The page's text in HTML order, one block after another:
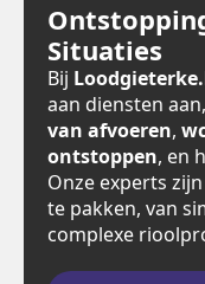
Situaties
Bij
aan diensten
van afvoeren,
ontstoppen, en
Onze experts
te pakken, van
complexe